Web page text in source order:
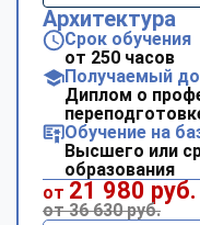
Архитектура
Срок обучения
от 250 часов
Получаемый
Диплом о
Обучение на
Высшего или
образования
от 21 980 руб.
от 36 630 руб.